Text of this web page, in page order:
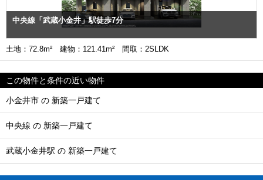
中央線「武蔵小金井」駅徒歩7分
土地：72.8m² 建物：121.41m² 間取：2SLDK
この物件と条件の近い物件
小金井市 の 新築一戸建て
中央線 の 新築一戸建て
武蔵小金井駅 の 新築一戸建て